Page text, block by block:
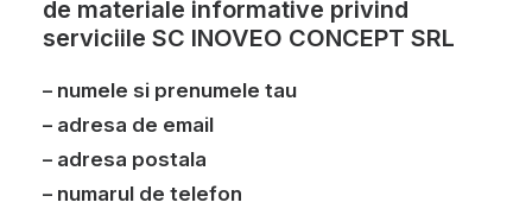
de materiale informative privind
serviciile SC INOVEO CONCEPT SRL
– numele si prenumele tau
– adresa de email
– adresa postala
– numarul de telefon